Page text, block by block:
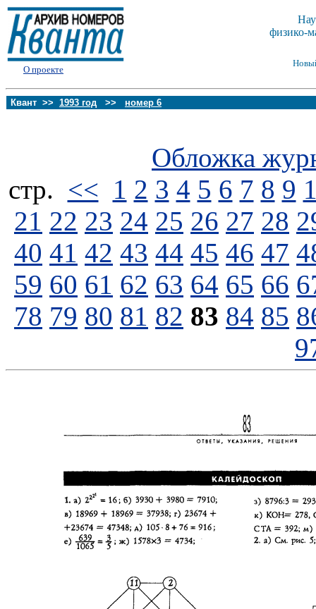
О проекте
физико-
Квант >> 1993 год >> номер 6
Обложка
стp. << 1 2 3 4 5 6 7 8 9
21 22 23 24 25 26 27 28
40 41 42 43 44 45 46 47
59 60 61 62 63 64 65 66
78 79 80 81 82 83 84 85